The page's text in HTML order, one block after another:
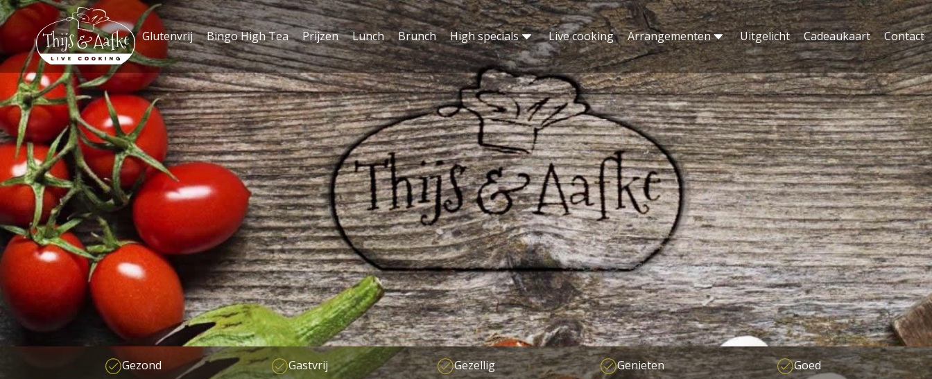
Glutenvrij Bingo High Tea Prijzen Lunch Brunch High specials Live cooking Arrangementen Uitgelicht Cadeaukaart Contact
Gezond Gastvrij Gezellig Genieten Goed